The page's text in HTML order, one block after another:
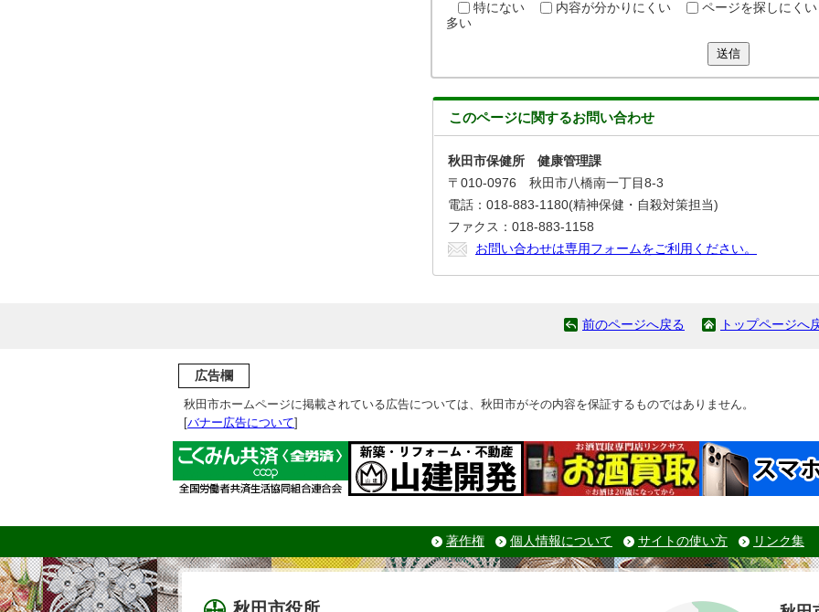
特にない
内容が分かりにくい ページを探しにくい
多い
送信
このページに関するお問い合わせ
秋田市保健所 健康管理課
〒010-0976 秋田市八橋南一丁目8-3
電話：018-883-1180(精神保健・自殺対策担当)
ファクス：018-883-1158
お問い合わせは専用フォームをご利用ください。
前のページへ戻る トップページへ
広告欄
秋田市ホームページに掲載されている広告については、秋田市がその内容を保証するものではありません。
[バナー広告について]
著作権 個人情報について サイトの使い方 リンク集